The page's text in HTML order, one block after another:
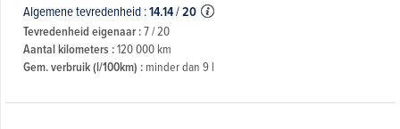
Algemene tevredenheid :14.14/20
Tevredenheid eigenaar :7 / 20
Aantal kilometers :120 000 km
Gem. verbruik (l/100km) :minder dan 9 l